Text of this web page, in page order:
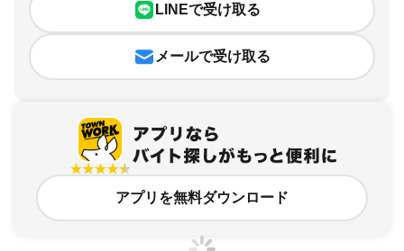
LINEで受け取る
メールで受け取る
アプリを無料ダウンロード